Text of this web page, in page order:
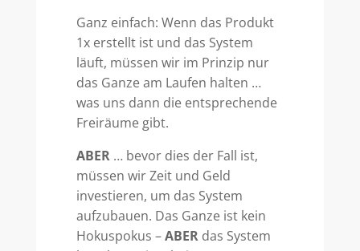
Ganz einfach: Wenn das Produkt
1x erstellt ist und das System
läuft, müssen wir im Prinzip nur
das Ganze am Laufen halten …
was uns dann die entsprechende
Freiräume gibt.
ABER… bevor dies der Fall ist,
müssen wir Zeit und Geld
investieren, um das System
aufzubauen. Das Ganze ist kein
Hokuspokus –ABERdas System